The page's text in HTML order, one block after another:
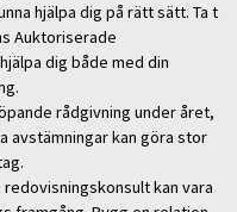
hjälpa dig på rätt sätt. Ta t
Auktoriserade
dig både med din
rådgivning under året,
avstämningar kan göra stor
kan vara